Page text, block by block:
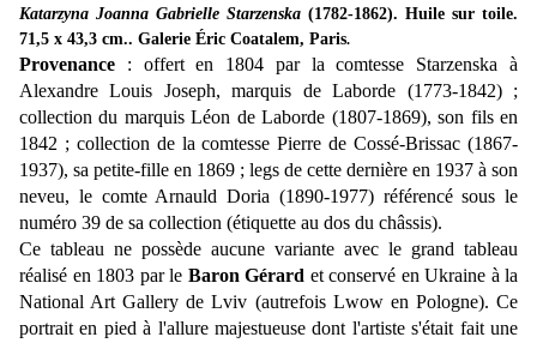
Katarzyna Joanna Gabrielle Starzenska (1782-1862). Huile sur toile.
71,5 x 43,3 cm.. Galerie Éric Coatalem, Paris.
Provenance : offert en 1804 par la comtesse Starzenska à
Alexandre Louis Joseph, marquis de Laborde (1773-1842) ;
collection du marquis Léon de Laborde (1807-1869), son fils en
1842 ; collection de la comtesse Pierre de Cossé-Brissac (1867-
1937), sa petite-fille en 1869 ; legs de cette dernière en 1937 à son
neveu, le comte Arnauld Doria (1890-1977) référencé sous le
numéro 39 de sa collection (étiquette au dos du châssis).
Ce tableau ne possède aucune variante avec le grand tableau
réalisé en 1803 par le Baron Gérard et conservé en Ukraine à la
National Art Gallery de Lviv (autrefois Lwow en Pologne). Ce
portrait en pied à l'allure majestueuse dont l'artiste s'était fait une